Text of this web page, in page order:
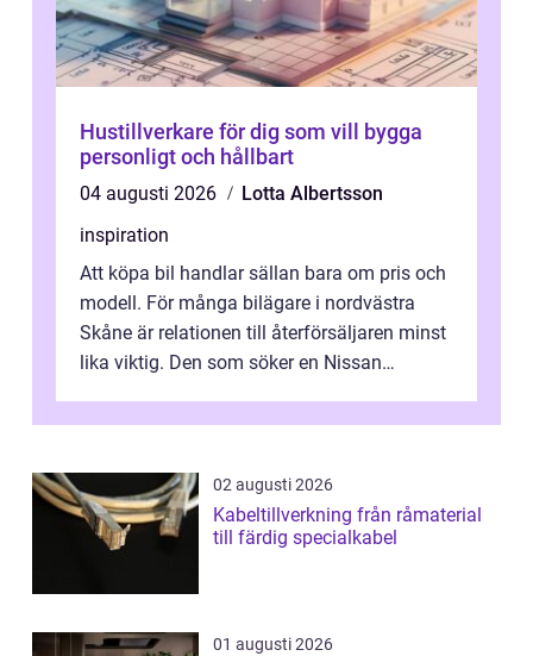
Hustillverkare för dig som vill bygga
personligt och hållbart
04 augusti 2026
Lotta Albertsson
inspiration
Att köpa bil handlar sällan bara om pris och
modell. För många bilägare i nordvästra
Skåne är relationen till återförsäljaren minst
lika viktig. Den som söker en Nissan
02 augusti 2026
Kabeltillverkning från råmaterial
till färdig specialkabel
01 augusti 2026